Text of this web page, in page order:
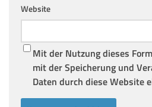
Website
Mit der Nutzung dieses
mit der Speicherung und
Daten durch diese Website